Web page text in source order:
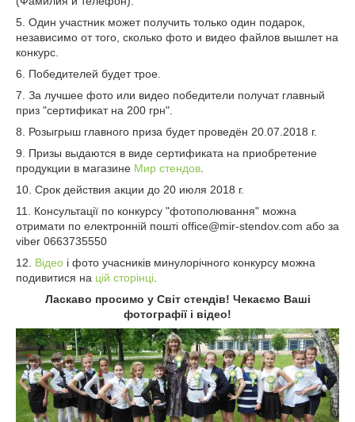
5. Один участник может получить только один подарок,
независимо от того, сколько фото и видео файлов вышлет на
конкурс.
6. Победителей будет трое.
7. За лучшее фото или видео победители получат главный
приз "сертификат на 200 грн".
8. Розыгрыш главного приза будет проведён 20.07.2018 г.
9. Призы выдаются в виде сертификата на приобретение
продукции в магазине Мир стендов.
10. Срок действия акции до 20 июля 2018 г.
11. Консультації по конкурсу "фотополювання" можна
отримати по електронній пошті office@mir-stendov.com або за
viber 0663735550
12. Відео і фото учасників минулорічного конкурсу можна
подивитися на цій сторінці.
Ласкаво просимо у Світ стендів! Чекаємо Ваші
фотографії і відео!